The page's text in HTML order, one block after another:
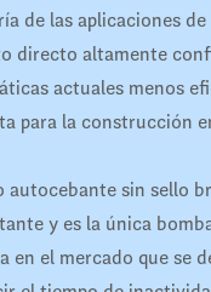
de las aplicaciones
directo altamente
actuales menos
para la construcción
autocebante sin sello
y es la única
en el mercado que se